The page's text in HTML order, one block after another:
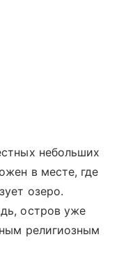
небольших
в месте, где
озеро.
остров уже
религиозным